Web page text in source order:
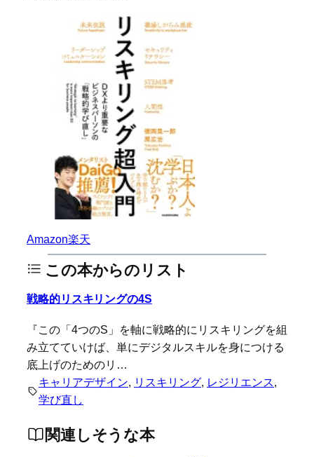
Amazon楽天
この本からのリスト
戦略的リスキリングの4S
『この「4つのS」を軸に戦略的にリスキリングを組
み立てていけば、単にデジタルスキルを身につける
底上げのためのリ…
キャリアデザイン, リスキリング, レジリエンス
学び直し
関連しそうな本